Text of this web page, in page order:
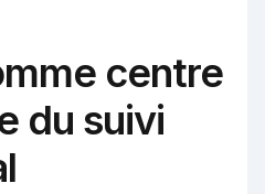
centre
du suivi